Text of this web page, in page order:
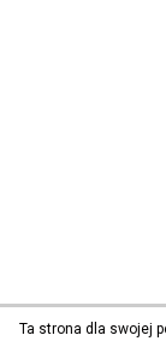
Ta strona dla swojej